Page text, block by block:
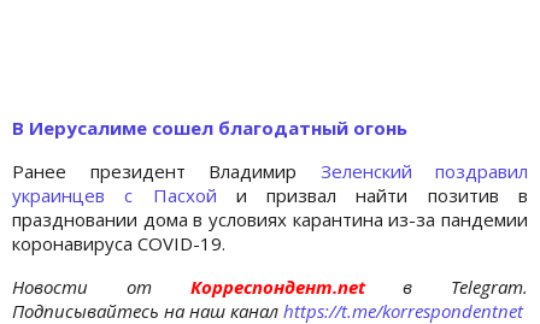
В Иерусалиме сошел благодатный огонь
Ранее президент Владимир Зеленский поздравил
украинцев с Пасхой и призвал найти позитив в
праздновании дома в условиях карантина из-за пандемии
коронавируса COVID-19.
Новости отКорреспондент.netв Telegram.
Подписывайтесь на наш канал https://t.me/korrespondentnet